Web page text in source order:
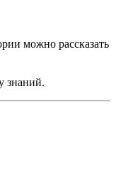
можно рассказать
знаний.